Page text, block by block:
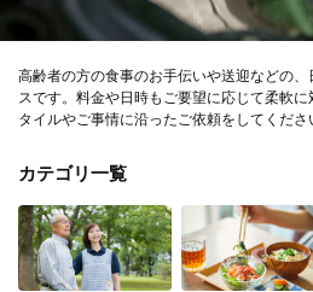
高齢者の方の食事のお手伝いや送迎などの
スです。料金や日時もご要望に応じて柔軟
タイルやご事情に沿ったご依頼をしてくださ
カテゴリ一覧